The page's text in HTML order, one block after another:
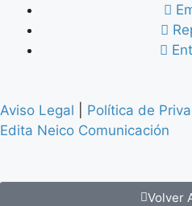
Aviso Legal Política de
Edita Neico Comunicación
Volver